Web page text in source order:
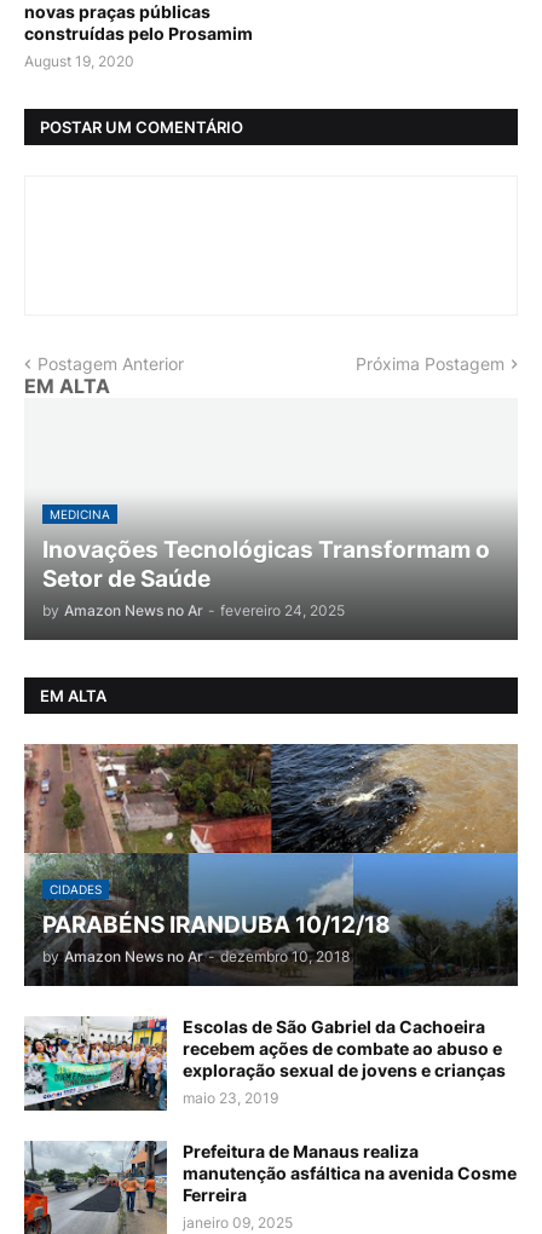
novas praças públicas
construídas pelo Prosamim
August 19, 2020
POSTAR UM COMENTÁRIO
Postagem Anterior Próxima Postagem
EM ALTA
MEDICINA
Inovações Tecnológicas Transformam o
Setor de Saúde
by Amazon News no Ar - fevereiro 24, 2025
EM ALTA
CIDADES
PARABÉNS IRANDUBA 10/12/18
by Amazon News no Ar - dezembro 10, 2018
Escolas de São Gabriel da Cachoeira
recebem ações de combate ao abuso e
exploração sexual de jovens e crianças
maio 23, 2019
Prefeitura de Manaus realiza
manutenção asfáltica na avenida Cosme
Ferreira
janeiro 09, 2025